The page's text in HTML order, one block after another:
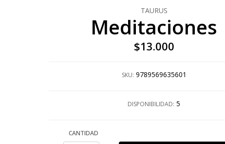
TAURUS
Meditaciones
$13.000
SKU: 9789569635601
DISPONIBILIDAD: 5
CANTIDAD